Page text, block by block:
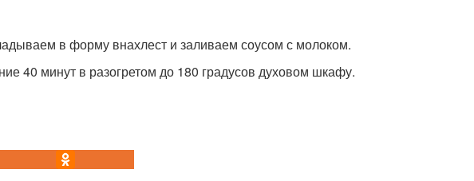
в форму внахлест и заливаем соусом с молоком.
40 минут в разогретом до 180 градусов духовом шкафу.